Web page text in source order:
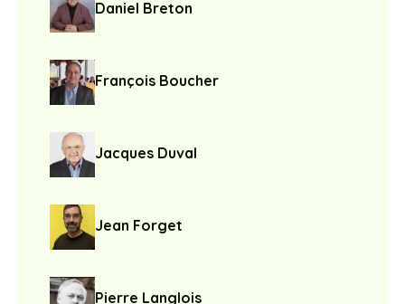
Daniel Breton
François Boucher
Jacques Duval
Jean Forget
Pierre Langlois